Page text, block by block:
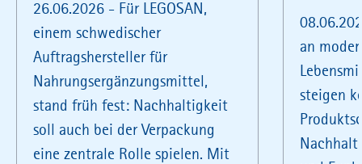
26.06.2026 - Für LEGOSAN,
einem schwedischer
Auftragshersteller für
Nahrungsergänzungsmittel,
stand früh fest: Nachhaltigkeit
soll auch bei der Verpackung
eine zentrale Rolle spielen. Mit
an
steigen